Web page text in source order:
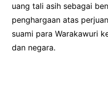
uang tali asih sebagai
penghargaan atas
suami para Warakawuri
dan negara.